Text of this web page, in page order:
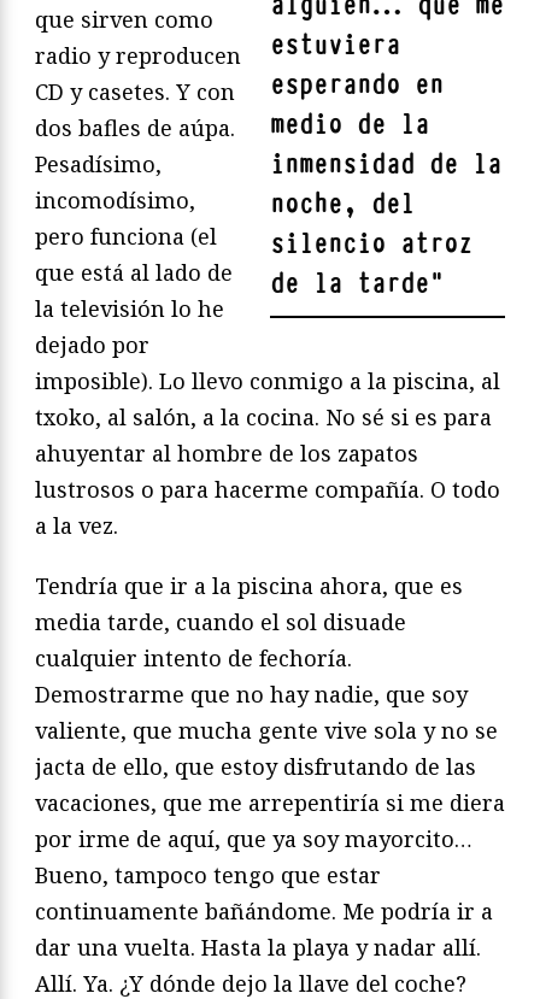
estuviera
esperando en
medio de la
inmensidad de la
noche, del
silencio atroz
de la tarde"
que sirven como
radio y reproducen
CD y casetes. Y con
dos bafles de aúpa.
Pesadísimo,
incomodísimo,
pero funciona (el
que está al lado de
la televisión lo he
dejado por
imposible). Lo llevo conmigo a la piscina, al
txoko, al salón, a la cocina. No sé si es para
ahuyentar al hombre de los zapatos
lustrosos o para hacerme compañía. O todo
a la vez.
Tendría que ir a la piscina ahora, que es
media tarde, cuando el sol disuade
cualquier intento de fechoría.
Demostrarme que no hay nadie, que soy
valiente, que mucha gente vive sola y no se
jacta de ello, que estoy disfrutando de las
vacaciones, que me arrepentiría si me diera
por irme de aquí, que ya soy mayorcito…
Bueno, tampoco tengo que estar
continuamente bañándome. Me podría ir a
dar una vuelta. Hasta la playa y nadar allí.
Allí. Ya. ¿Y dónde dejo la llave del coche?